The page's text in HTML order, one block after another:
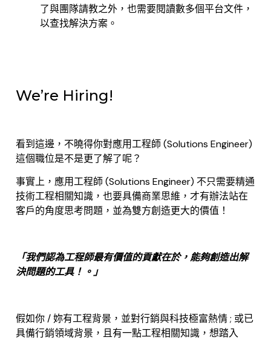
了與團隊請教之外，也需要閱讀數多個平台文件，
以查找解決方案。
We’re Hiring!
看到這邊，不曉得你對應用工程師 (Solutions Engineer)
這個職位是不是更了解了呢？
事實上，應用工程師 (Solutions Engineer) 不只需要精通
技術工程相關知識，也要具備商業思維，才有辦法站在
客戶的角度思考問題，並為雙方創造更大的價值！
「我們認為工程師最有價值的貢獻在於，能夠創造出解
決問題的工具！。」
假如你 / 妳有工程背景，並對行銷與科技極富熱情 ; 或已
具備行銷領域背景，且有一點工程相關知識，想踏入